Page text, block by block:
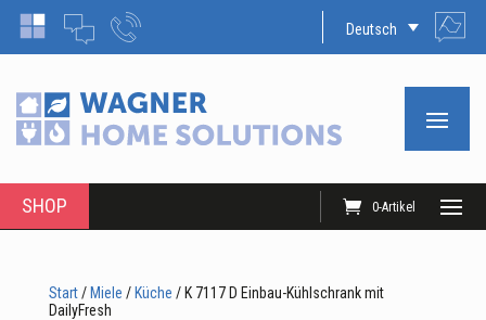
Deutsch
SHOP 0-Artikel
Start/ Miele / Küche / K 7117 D Einbau-Kühlschrank mit
DailyFresh